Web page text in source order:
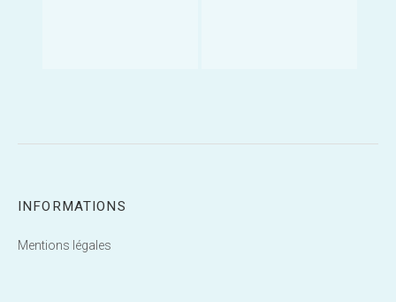
INFORMATIONS
Mentions légales